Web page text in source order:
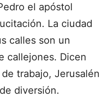
el apóstol
La ciudad
calles son un
callejones. Dicen
trabajo, Jerusalén
diversión.